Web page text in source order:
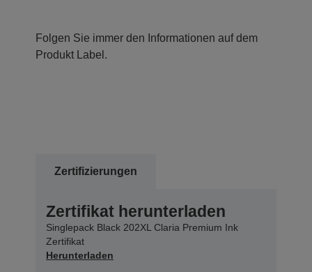
Folgen Sie immer den Informationen auf dem
Produkt Label.
Zertifizierungen
Zertifikat herunterladen
Singlepack Black 202XL Claria Premium Ink
Zertifikat
Herunterladen